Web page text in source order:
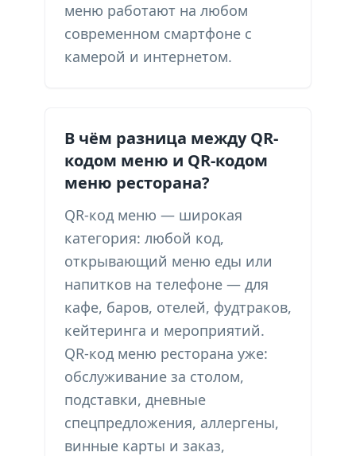
меню работают на любом
современном смартфоне с
камерой и интернетом.
В чём разница между QR-
кодом меню и QR-кодом
меню ресторана?
QR-код меню — широкая
категория: любой код,
открывающий меню еды или
напитков на телефоне — для
кафе, баров, отелей, фудтраков,
кейтеринга и мероприятий.
QR-код меню ресторана уже:
обслуживание за столом,
подставки, дневные
спецпредложения, аллергены,
винные карты и заказ,